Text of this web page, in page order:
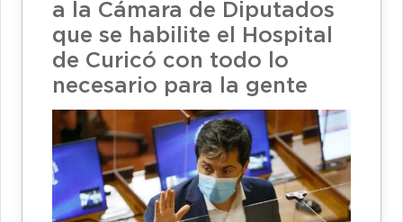
a la Cámara de Diputados
que se habilite el Hospital
de Curicó con todo lo
necesario para la gente